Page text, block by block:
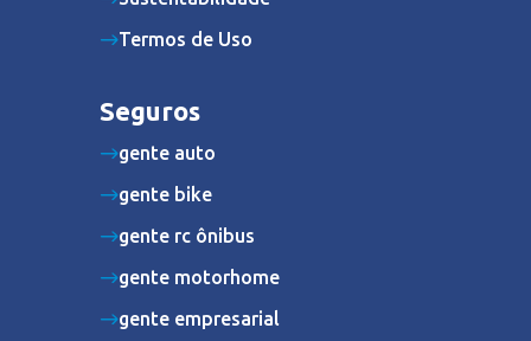
Termos de Uso
Seguros
gente auto
gente bike
gente rc ônibus
gente motorhome
gente empresarial